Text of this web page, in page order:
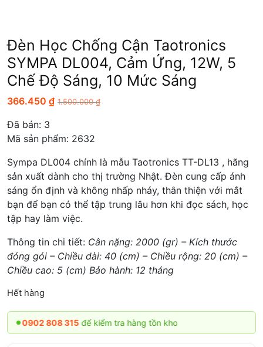
Đèn Học Chống Cận Taotronics
SYMPA DL004, Cảm Ứng, 12W, 5
Chế Độ Sáng, 10 Mức Sáng
366.450 ₫ 1.500.000₫
Đã bán: 3
Mã sản phẩm: 2632
Sympa DL004 chính là mẫu Taotronics TT-DL13 , hãng
sản xuất dành cho thị trường Nhật. Đèn cung cấp ánh
sáng ổn định và không nhấp nháy, thân thiện với mắt
bạn để bạn có thể tập trung lâu hơn khi đọc sách, học
tập hay làm việc.
Thông tin chi tiết: Cân nặng: 2000 (gr) – Kích thước
đóng gói – Chiều dài: 40 (cm) – Chiều rộng: 20 (cm) –
Chiều cao: 5 (cm) Bảo hành: 12 tháng
Hết hàng
808 315để kiểm tra hàng tồn kho